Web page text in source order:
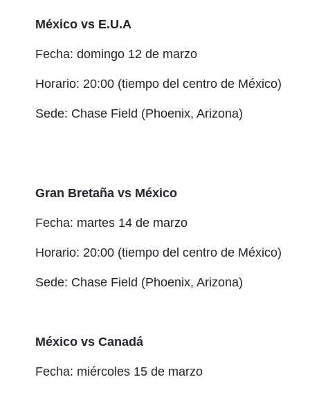
México vs E.U.A
Fecha: domingo 12 de marzo
Horario: 20:00 (tiempo del centro de México)
Sede: Chase Field (Phoenix, Arizona)
Gran Bretaña vs México
Fecha: martes 14 de marzo
Horario: 20:00 (tiempo del centro de México)
Sede: Chase Field (Phoenix, Arizona)
México vs Canadá
Fecha: miércoles 15 de marzo